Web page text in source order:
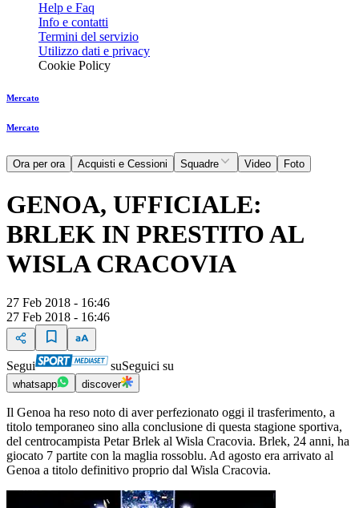
Help e Faq
Info e contatti
Termini del servizio
Utilizzo dati e privacy
Cookie Policy
Mercato
Mercato
Ora per ora Acquisti e Cessioni Squadre Video Foto
GENOA, UFFICIALE:
BRLEK IN PRESTITO AL
WISLA CRACOVIA
27 Feb 2018 - 16:46
27 Feb 2018 - 16:46
Segui suSeguici su
whatsapp discover
Il Genoa ha reso noto di aver perfezionato oggi il trasferimento, a
titolo temporaneo sino alla conclusione di questa stagione sportiva,
del centrocampista Petar Brlek al Wisla Cracovia. Brlek, 24 anni, ha
giocato 7 partite con la maglia rossoblu. Ad agosto era arrivato al
Genoa a titolo definitivo proprio dal Wisla Cracovia.